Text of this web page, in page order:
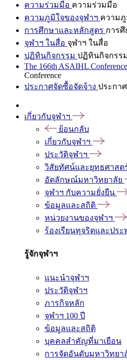
ความร่วมมือ ความร่วมมือ
ความภูมิใจของจุฬาฯ ความภู
การศึกษาและหลักสูตร การ
จุฬาฯ ในสื่อ จุฬาฯ ในสื่อ
ปฏิทินกิจกรรม ปฏิทินกิจกรรม
The 166th ASAIHL Conference
Conference
ประกาศจัดซื้อจัดจ้าง ประกา
เกี่ยวกับจุฬาฯ
ย้อนกลับ
เกี่ยวกับจุฬาฯ
ประวัติจุฬาฯ
วิสัยทัศน์และยุทธศาสต
อัตลักษณ์มหาวิทยาลัย
จุฬาฯ กับความยั่งยืน
ข้อมูลและสถิติ
หน่วยงานของจุฬาฯ
ร้องเรียนทุจริตและปร
รู้จักจุฬาฯ
แนะนำจุฬาฯ
ประวัติจุฬาฯ
ภารกิจหลัก
จุฬาฯ 100 ปี
ข้อมูลและสถิติ
บุคคลสำคัญที่มาเยือน
การจัดอันดับมหาวิทยา